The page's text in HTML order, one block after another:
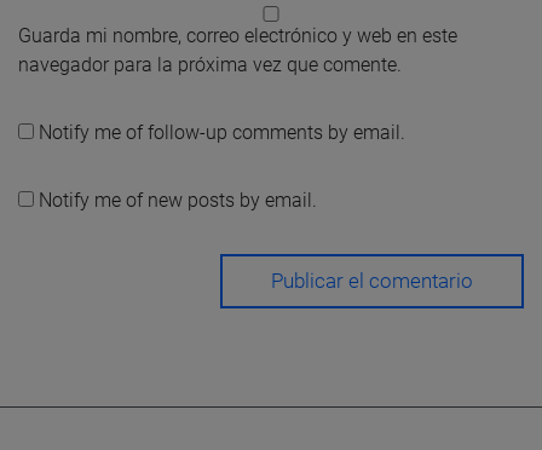
Guarda mi nombre, correo electrónico y web en este
navegador para la próxima vez que comente.
Notify me of follow-up comments by email.
Notify me of new posts by email.